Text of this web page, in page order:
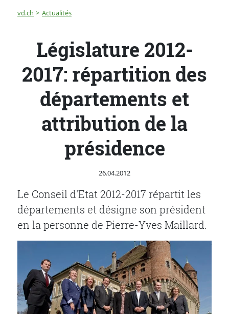
Fil d'Ariane
vd.ch Actualités
Législature 2012-2017: répartition des départements
Législature 2012-
2017: répartition des
départements et
attribution de la
présidence
Publié le
26.04.2012
Le Conseil d'Etat 2012-2017 répartit les
départements et désigne son président
en la personne de Pierre-Yves Maillard.